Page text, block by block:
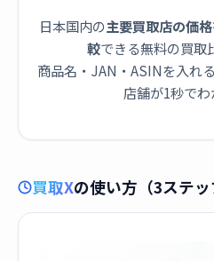
日本国内の主要買取店の価
較できる無料の買取
商品名・JAN・ASINを入れ
店舗が1秒でわ
買取Xの使い方（3ステッ